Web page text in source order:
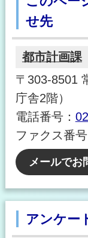
せ先
都市計画課
〒303-8501
庁舎2階）
電話番号：
ファクス番
メールでお
アンケー